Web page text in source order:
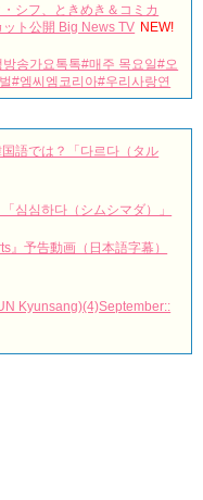
シフ、ときめき＆コミカ
ト公開 Big News TV NEW!
생방송가요톡톡#매주 목요일#오
#엠씨엠코리아#우리사랑연
NEW!
まくりするのもやばい
#fyp #kpop #sunghoon #ソ
ゥ』でのプチトマトキスシ
TV NEW!
」放送前に炎上…プロデュ
TV
#kimjaewook
주 성공’ 《Innocent
め
히 우리는)
語では？「다르다（タル
심심하다（シムシマダ）」
』予告動画（日本語字幕）
Kyunsang)(4)September::
ェスル
外伝 制作発表会
、今日（28日）結婚……
ジョン、「健康がとても回